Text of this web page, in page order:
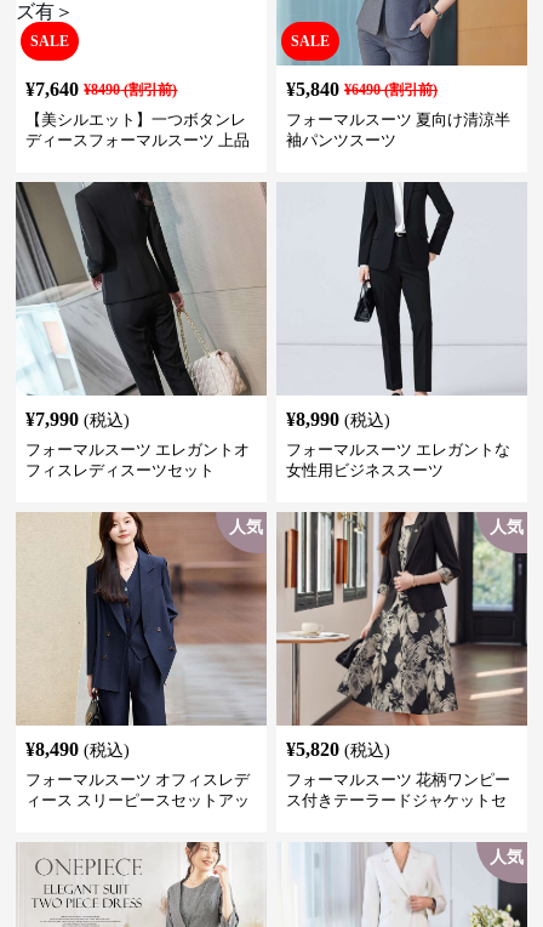
SALE
¥7,640 ¥8490(割引前)
【美シルエット】一つボタンレ
ディースフォーマルスーツ 上品
ネス・式典・会食にも＜大きい
サイズ有＞
SALE
¥5,840 ¥6490(割引前)
フォーマルスーツ 夏向け清涼半
袖パンツスーツ
¥7,990 (税込)
フォーマルスーツ エレガントオ
フィスレディスーツセット
¥8,990 (税込)
フォーマルスーツ エレガントな
女性用ビジネススーツ
人気
¥8,490 (税込)
フォーマルスーツ オフィスレデ
ィース スリーピースセットアッ
人気
¥5,820 (税込)
フォーマルスーツ 花柄ワンピー
ス付きテーラードジャケットセ
人気